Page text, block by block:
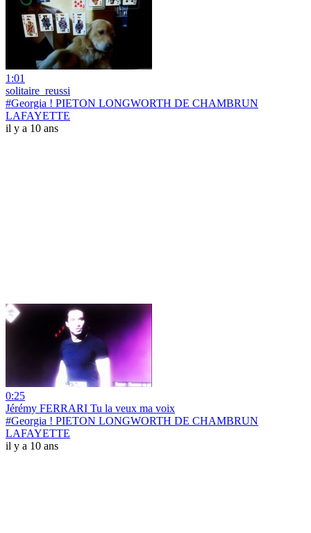
1:01
solitaire_reussi
#Georgia ! PIETON LONGWORTH DE CHAMBRUN
LAFAYETTE
il y a 10 ans
0:25
Jérémy FERRARI Tu la veux ma voix
#Georgia ! PIETON LONGWORTH DE CHAMBRUN
LAFAYETTE
il y a 10 ans